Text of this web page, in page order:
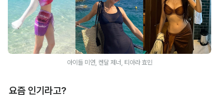
아이들 미연, 켄달 제너, 티아라 효민
요즘 인기라고?